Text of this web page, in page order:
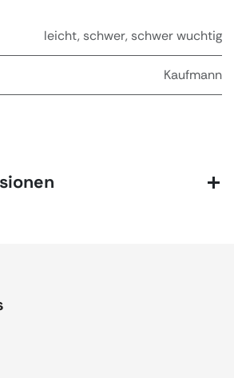
leicht, schwer, schwer wuchtig
Kaufmann